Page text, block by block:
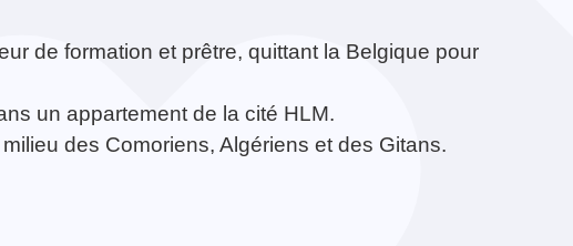
En
de
Miracle Eucharistique
& présence réelle
d’espérance » :
Gaudium
Rencontre Vocations
spirituel
Présentation
de formation et prêtre, quittant la Belgique pour
un appartement de la cité HLM.
des Comoriens, Algériens et des Gitans.